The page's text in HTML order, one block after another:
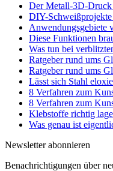
Der Metall-3D-
DIY-
Anwendungsgebiete
Diese Funktionen
Was tun bei
Ratgeber rund ums
Ratgeber rund ums
Lässt sich Stahl
8 Verfahren zum
8 Verfahren zum
Klebstoffe richtig
Was genau ist
Newsletter abonnieren
Benachrichtigungen über